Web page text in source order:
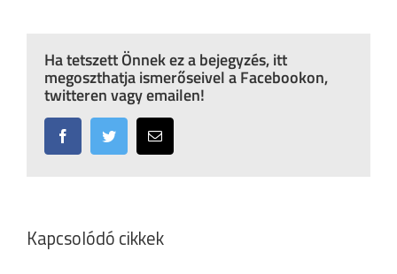
Ha tetszett Önnek ez a bejegyzés, itt
megoszthatja ismerőseivel a Facebookon,
twitteren vagy emailen!
FacebookTwitter Email:
Kapcsolódó cikkek